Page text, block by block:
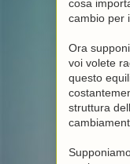
cosa
cambio per
Ora
voi volete
questo
struttura